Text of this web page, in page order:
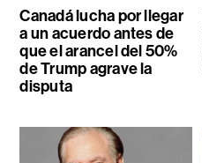
Canadá lucha por llegar
a un acuerdo antes de
que el arancel del 50%
de Trump agrave la
disputa